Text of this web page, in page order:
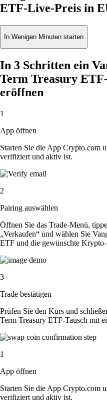
ETF-Live-Preis in
In Wenigen Minuten starten
In 3 Schritten ein
Term Treasury
eröffnen
1
App öffnen
Starten Sie die App Crypto.com
verifiziert und aktiv ist.
2
Pairing auswählen
Öffnen Sie das Trade-Menü,
„Verkaufen“ und wählen Sie
ETF und die gewünschte
3
Trade bestätigen
Prüfen Sie den Kurs und
Term Treasury ETF-Tausch mit
1
App öffnen
Starten Sie die App Crypto.com
verifiziert und aktiv ist.